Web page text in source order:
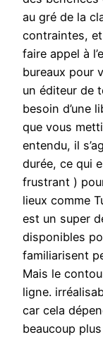
au gré de la
contraintes,
faire appel à
bureaux pour
un éditeur de
besoin d’une
que vous
entendu, il
durée, ce qui
frustrant )
lieux comme
est un super
disponibles
familiarisent
Mais le
ligne.
car cela
beaucoup